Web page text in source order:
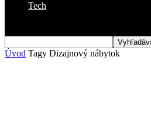
Tech
Úvod Tagy Dizajnový nábytok